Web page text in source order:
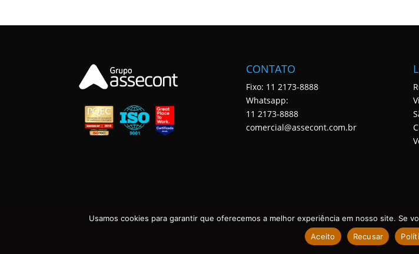
CONTATO
Fixo: 11 2173-8888
Whatsapp:
11 2173-8888
comercial@assecont.com.br
ASSECONT CONTABILIDADE E TECNOLOGIA • TODOS OS DIREITOS RESERVADOS. DESENVOLVIDO POR
Usamos cookies para garantir que oferecemos a melhor experiência em nosso site. Se
Aceito
Recusar